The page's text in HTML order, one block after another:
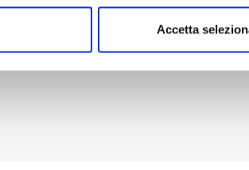
Accetta
turismo@tno.camcom.it